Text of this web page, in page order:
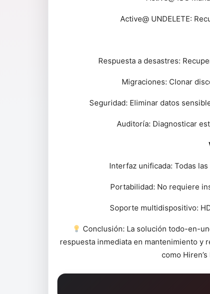
Active@ UNDELETE:
Respuesta a desastres:
Migraciones: Clonar
Seguridad: Eliminar datos
Auditoría: Diagnosticar
Interfaz unificada: Todas
Portabilidad: No requiere
Soporte multidispositivo:
Conclusión: La solución todo-en-
respuesta inmediata en mantenimiento y
como